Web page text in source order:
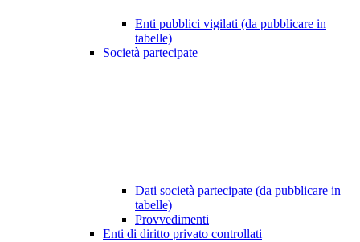
Enti pubblici vigilati (da pubblicare in
tabelle)
Società partecipate
Dati società partecipate (da pubblicare in
tabelle)
Provvedimenti
Enti di diritto privato controllati